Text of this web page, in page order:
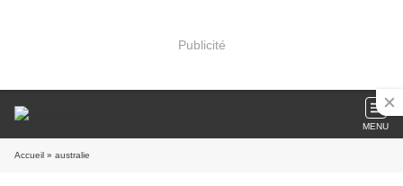
Publicité
MENU
Accueil » australie